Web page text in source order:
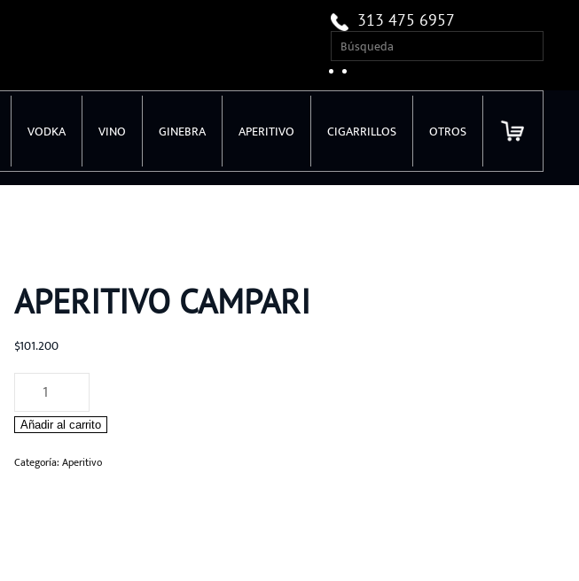
313 475 6957
VODKA VINO GINEBRA APERITIVO CIGARRILLOS OTROS
APERITIVO CAMPARI
$101.200
APERITIVO
CAMPARI
cantidad
Añadir al carrito
Categoría: Aperitivo